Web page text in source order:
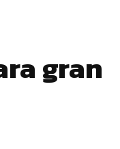
gran